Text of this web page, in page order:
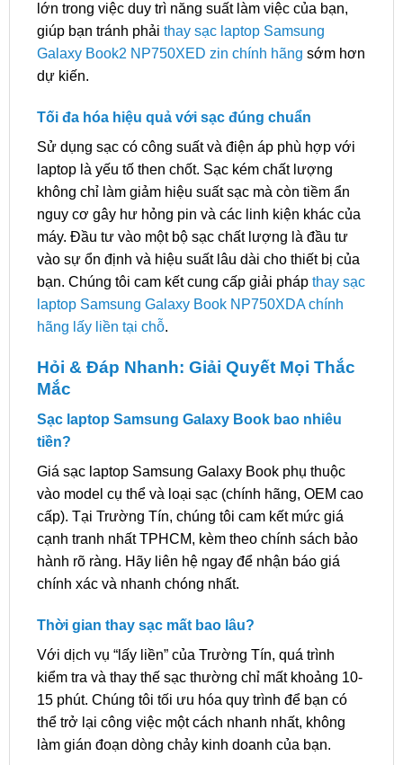
lớn trong việc duy trì năng suất làm việc của bạn,
giúp bạn tránh phải thay sạc laptop Samsung
Galaxy Book2 NP750XED zin chính hãng sớm hơn
dự kiến.
Tối đa hóa hiệu quả với sạc đúng chuẩn
Sử dụng sạc có công suất và điện áp phù hợp với
laptop là yếu tố then chốt. Sạc kém chất lượng
không chỉ làm giảm hiệu suất sạc mà còn tiềm ẩn
nguy cơ gây hư hỏng pin và các linh kiện khác của
máy. Đầu tư vào một bộ sạc chất lượng là đầu tư
vào sự ổn định và hiệu suất lâu dài cho thiết bị của
bạn. Chúng tôi cam kết cung cấp giải pháp thay sạc
laptop Samsung Galaxy Book NP750XDA chính
hãng lấy liền tại chỗ.
Hỏi & Đáp Nhanh: Giải Quyết Mọi Thắc
Mắc
Sạc laptop Samsung Galaxy Book bao nhiêu
tiền?
Giá sạc laptop Samsung Galaxy Book phụ thuộc
vào model cụ thể và loại sạc (chính hãng, OEM cao
cấp). Tại Trường Tín, chúng tôi cam kết mức giá
cạnh tranh nhất TPHCM, kèm theo chính sách bảo
hành rõ ràng. Hãy liên hệ ngay để nhận báo giá
chính xác và nhanh chóng nhất.
Thời gian thay sạc mất bao lâu?
Với dịch vụ “lấy liền” của Trường Tín, quá trình
kiểm tra và thay thế sạc thường chỉ mất khoảng 10-
15 phút. Chúng tôi tối ưu hóa quy trình để bạn có
thể trở lại công việc một cách nhanh nhất, không
làm gián đoạn dòng chảy kinh doanh của bạn.